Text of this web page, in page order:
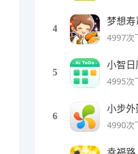
4
4997次
5
小智
4995次
6
小步
4990次